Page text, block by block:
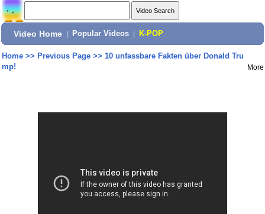
Video Home Popular Videos K-POP
Home>> Previous Page>> 10 unfassbare Fakten über Donald Tru
mp!
More